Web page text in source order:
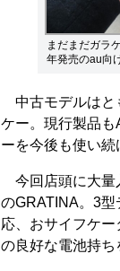
まだまだガラ
年発売のau向
中古モデルはと
ケー。現行製品も
ーを今後も使い続
今回店頭に大量
のGRATINA。3
応、おサイフケ
の良好な電池持ち